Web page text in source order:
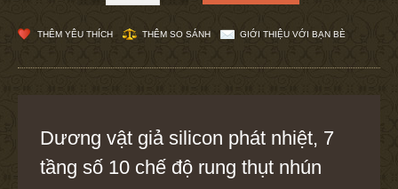
THÊM YÊU THÍCH THÊM SO SÁNH GIỚI THIỆU VỚI BẠN BÈ
Dương vật giả silicon phát nhiệt, 7
tầng số 10 chế độ rung thụt nhún